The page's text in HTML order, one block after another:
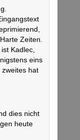
Zeiten.
Kadlec,
eins
hat
dies nicht
heute